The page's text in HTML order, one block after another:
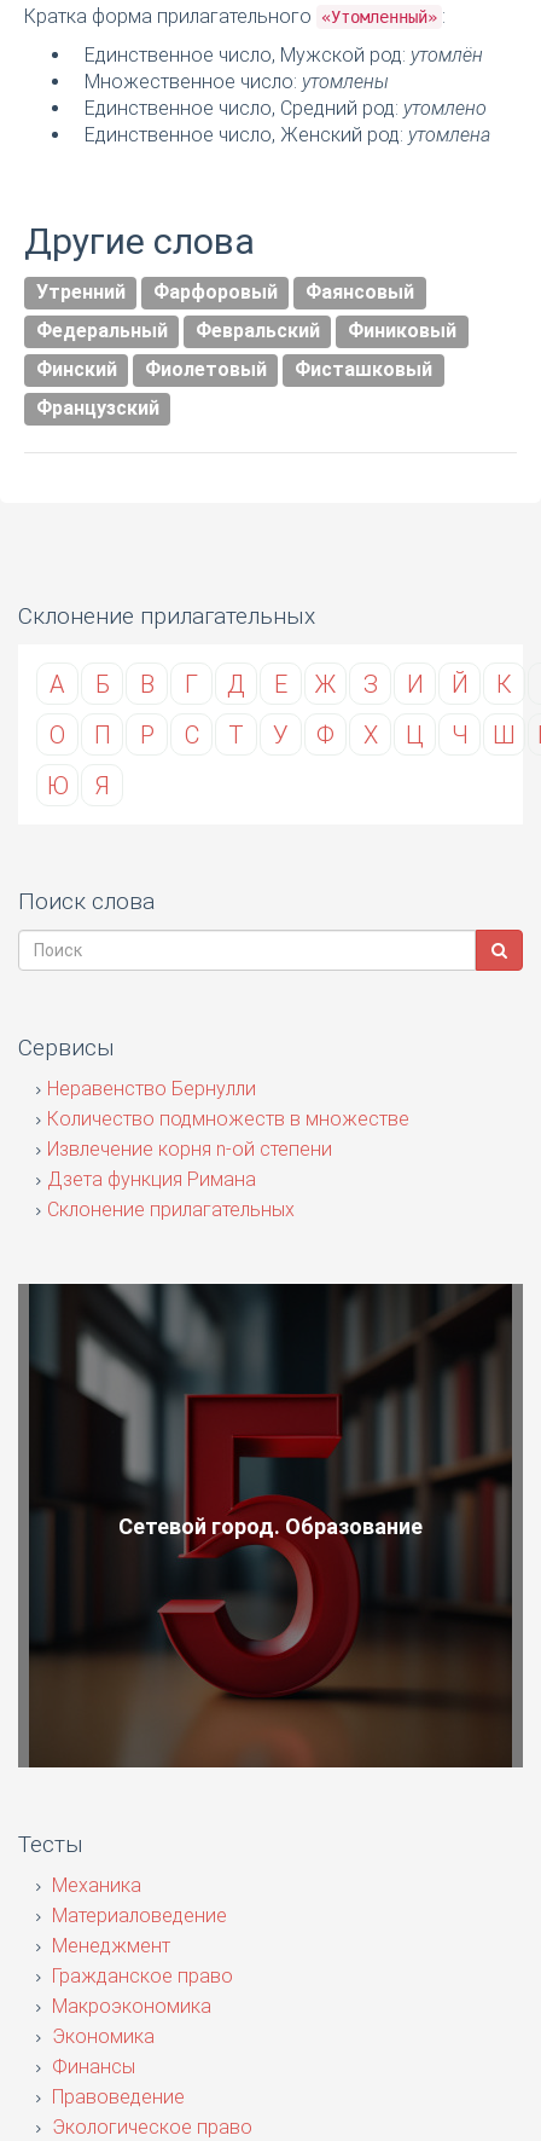
Кратка форма прилагательного «Утомленный» :
Единственное число, Мужской род: утомлён
Множественное число: утомлены
Единственное число, Средний род: утомлено
Единственное число, Женский род: утомлена
Другие слова
Утренний Фарфоровый
Фаянсовый
Федеральный
Февральский
Финиковый
Финский
Фиолетовый
Фисташковый
Французский
Склонение прилагательных
А Б В Г Д Е Ж З И Й К
О
П Р С Т У Ф Х Ц Ч Ш
Ю
Я
Поиск слова
Сервисы
Неравенство Бернулли
Количество подмножеств в множестве
Извлечение корня n-ой степени
Дзета функция Римана
Склонение прилагательных
Сетевой город. Образование
Тесты
Механика
Материаловедение
Менеджмент
Гражданское право
Макроэкономика
Экономика
Финансы
Правоведение
Экологическое право